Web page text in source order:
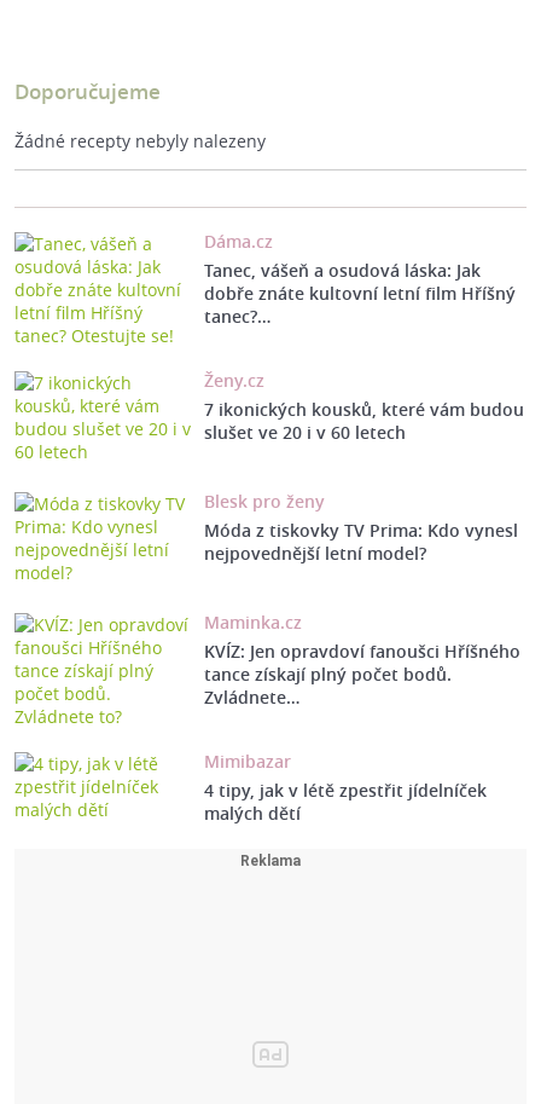
Doporučujeme
Žádné recepty nebyly nalezeny
Dáma.cz
Tanec, vášeň a osudová láska: Jak
dobře znáte kultovní letní film Hříšný
tanec?…
Ženy.cz
7 ikonických kousků, které vám budou
slušet ve 20 i v 60 letech
Blesk pro ženy
Móda z tiskovky TV Prima: Kdo vynesl
nejpovednější letní model?
Maminka.cz
KVÍZ: Jen opravdoví fanoušci Hříšného
tance získají plný počet bodů.
Zvládnete…
Mimibazar
4 tipy, jak v létě zpestřit jídelníček
malých dětí